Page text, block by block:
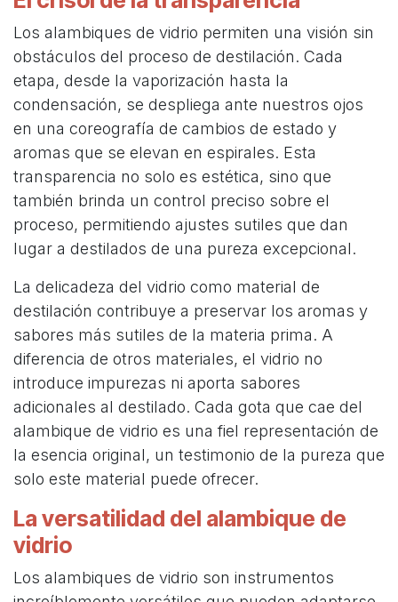
Los alambiques de vidrio permiten una visión sin
obstáculos del proceso de destilación. Cada
etapa, desde la vaporización hasta la
condensación, se despliega ante nuestros ojos
en una coreografía de cambios de estado y
aromas que se elevan en espirales. Esta
transparencia no solo es estética, sino que
también brinda un control preciso sobre el
proceso, permitiendo ajustes sutiles que dan
lugar a destilados de una pureza excepcional.
La delicadeza del vidrio como material de
destilación contribuye a preservar los aromas y
sabores más sutiles de la materia prima. A
diferencia de otros materiales, el vidrio no
introduce impurezas ni aporta sabores
adicionales al destilado. Cada gota que cae del
alambique de vidrio es una fiel representación de
la esencia original, un testimonio de la pureza que
solo este material puede ofrecer.
La versatilidad del alambique de
vidrio
Los alambiques de vidrio son instrumentos